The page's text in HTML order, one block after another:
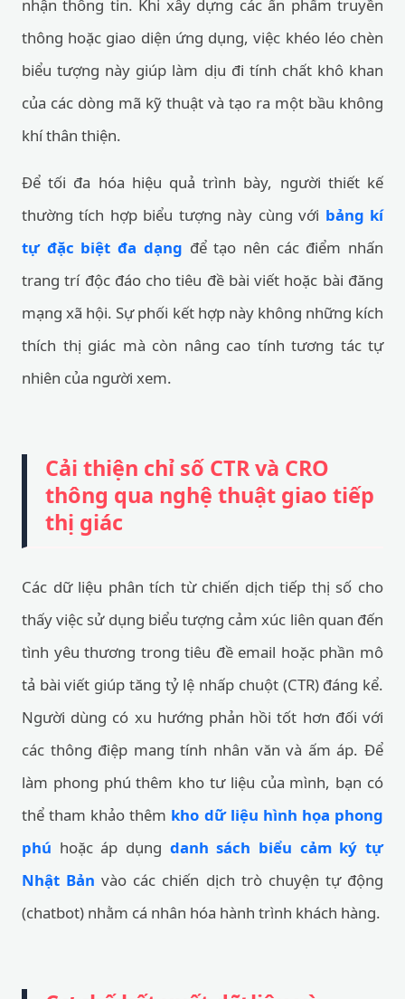
nhận thông tin. Khi xây dựng các ấn phẩm truyền
thông hoặc giao diện ứng dụng, việc khéo léo chèn
biểu tượng này giúp làm dịu đi tính chất khô khan
của các dòng mã kỹ thuật và tạo ra một bầu không
khí thân thiện.
Để tối đa hóa hiệu quả trình bày, người thiết kế
thường tích hợp biểu tượng này cùng với bảng kí
tự đặc biệt đa dạng để tạo nên các điểm nhấn
trang trí độc đáo cho tiêu đề bài viết hoặc bài đăng
mạng xã hội. Sự phối kết hợp này không những kích
thích thị giác mà còn nâng cao tính tương tác tự
nhiên của người xem.
Cải thiện chỉ số CTR và CRO
thông qua nghệ thuật giao tiếp
thị giác
Các dữ liệu phân tích từ chiến dịch tiếp thị số cho
thấy việc sử dụng biểu tượng cảm xúc liên quan đến
tình yêu thương trong tiêu đề email hoặc phần mô
tả bài viết giúp tăng tỷ lệ nhấp chuột (CTR) đáng kể.
Người dùng có xu hướng phản hồi tốt hơn đối với
các thông điệp mang tính nhân văn và ấm áp. Để
làm phong phú thêm kho tư liệu của mình, bạn có
thể tham khảo thêm kho dữ liệu hình họa phong
phú hoặc áp dụng danh sách biểu cảm ký tự
Nhật Bản vào các chiến dịch trò chuyện tự động
(chatbot) nhằm cá nhân hóa hành trình khách hàng.